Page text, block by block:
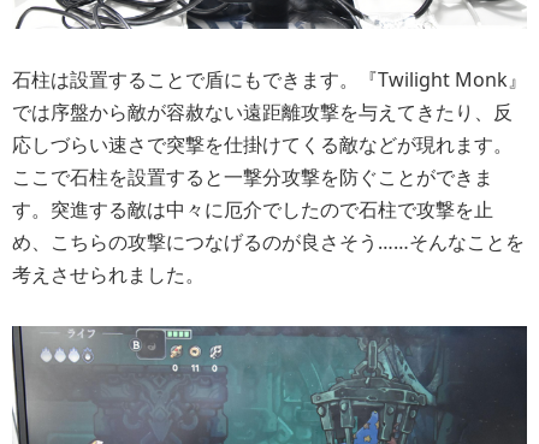
石柱は設置することで盾にもできます。『Twilight Monk』
では序盤から敵が容赦ない遠距離攻撃を与えてきたり、反
応しづらい速さで突撃を仕掛けてくる敵などが現れます。
ここで石柱を設置すると一撃分攻撃を防ぐことができま
す。突進する敵は中々に厄介でしたので石柱で攻撃を止
め、こちらの攻撃につなげるのが良さそう……そんなことを
考えさせられました。